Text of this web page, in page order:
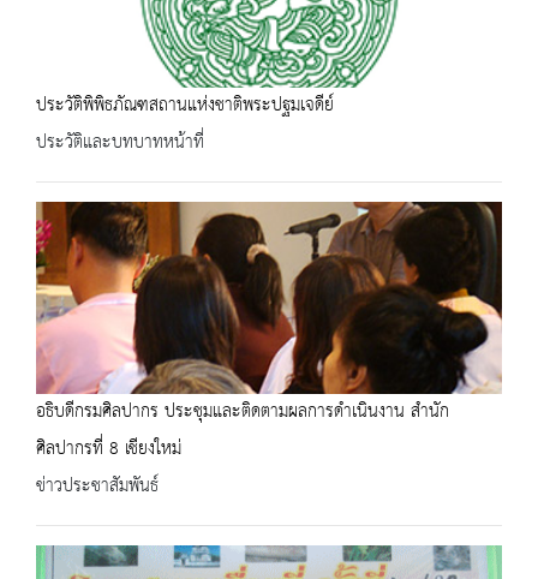
ประวัติพิพิธภัณฑสถานแห่งชาติพระปฐมเจดีย์
ประวัติและบทบาทหน้าที่
อธิบดีกรมศิลปากร ประชุมและติดตามผลการดำเนินงาน สำนัก
ศิลปากรที่ 8 เชียงใหม่
ข่าวประชาสัมพันธ์